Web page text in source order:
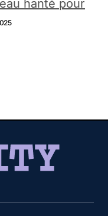
hanté pour